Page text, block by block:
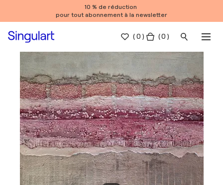
10 % de réduction
pour tout abonnement à la newsletter
(0 ) ( 0 )